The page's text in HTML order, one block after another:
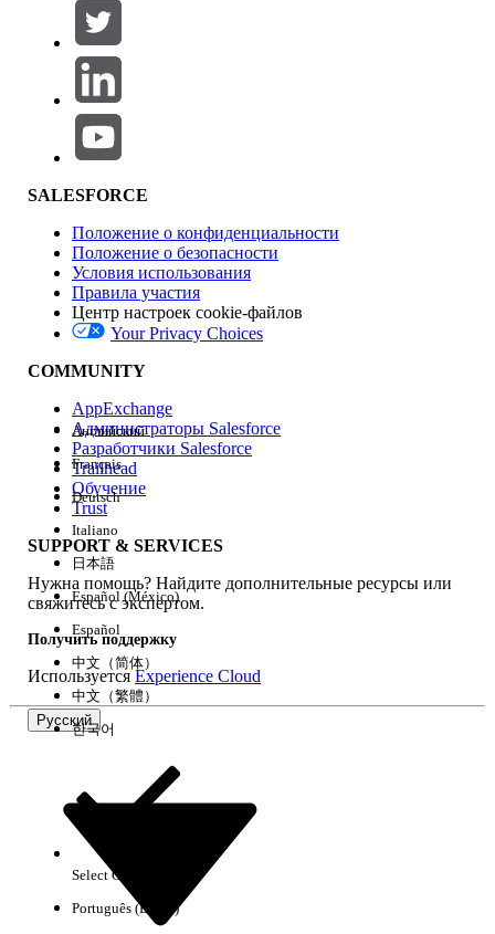
Область продуктов
Влияние на функции
Версия
Возможности
Очистить все Готово
Результаты отсутствуют
SALESFORCE
Положение о конфиденциальности
Положение о безопасности
Условия использования
Правила участия
Центр настроек cookie-файлов
Your Privacy Choices
COMMUNITY
AppExchange
Администраторы Salesforce
Разработчики Salesforce
Trailhead
Обучение
Trust
SUPPORT & SERVICES
Нужна помощь? Найдите дополнительные ресурсы или
свяжитесь с экспертом.
Получить поддержку
ИспользуетсяExperience Cloud
Русский
Английский
Français
Deutsch
Italiano
日本語
Español (México)
Español
中文（简体）
中文（繁體）
한국어
Select Org
Português (Brasil)